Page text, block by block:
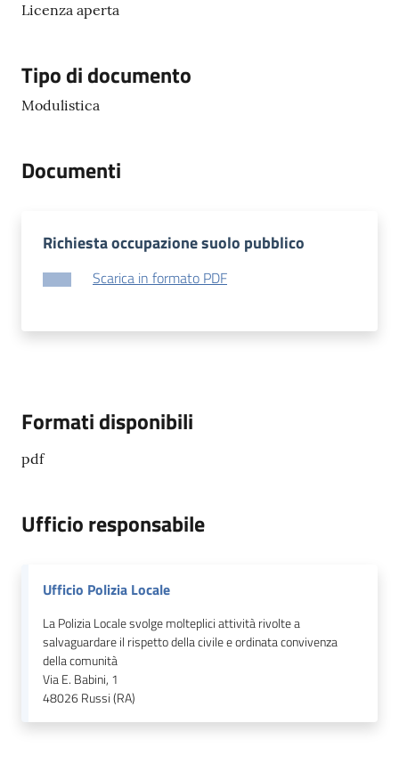
Licenza aperta
Tipo di documento
Modulistica
Documenti
Richiesta occupazione suolo pubblico
Scarica in formato PDF
Formati disponibili
pdf
Ufficio responsabile
Ufficio Polizia Locale
La Polizia Locale svolge molteplici attività rivolte a
salvaguardare il rispetto della civile e ordinata convivenza
della comunità
Via E. Babini, 1
48026Russi (RA)